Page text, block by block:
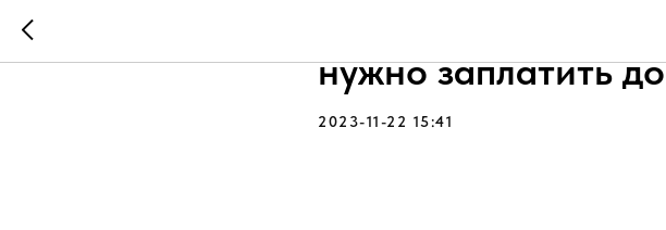
Имущественные
нужно заплатить
2023-11-22 15:41